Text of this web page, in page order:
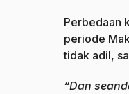
Perbedaan
periode
tidak adil,
“Dan